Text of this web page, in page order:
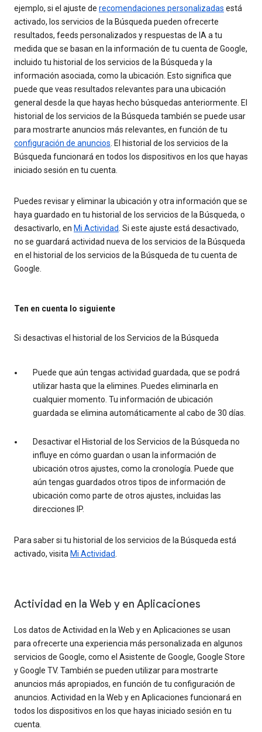
ejemplo, si el ajuste de recomendaciones personalizadas está
activado, los servicios de la Búsqueda pueden ofrecerte
resultados, feeds personalizados y respuestas de IA a tu
medida que se basan en la información de tu cuenta de Google,
incluido tu historial de los servicios de la Búsqueda y la
información asociada, como la ubicación. Esto significa que
puede que veas resultados relevantes para una ubicación
general desde la que hayas hecho búsquedas anteriormente. El
historial de los servicios de la Búsqueda también se puede usar
para mostrarte anuncios más relevantes, en función de tu
configuración de anuncios. El historial de los servicios de la
Búsqueda funcionará en todos los dispositivos en los que hayas
iniciado sesión en tu cuenta.
Puedes revisar y eliminar la ubicación y otra información que se
haya guardado en tu historial de los servicios de la Búsqueda, o
desactivarlo, en Mi Actividad. Si este ajuste está desactivado,
no se guardará actividad nueva de los servicios de la Búsqueda
en el historial de los servicios de la Búsqueda de tu cuenta de
Google.
Ten en cuenta lo siguiente
Si desactivas el historial de los Servicios de la Búsqueda
Puede que aún tengas actividad guardada, que se podrá
utilizar hasta que la elimines. Puedes eliminarla en
cualquier momento. Tu información de ubicación
guardada se elimina automáticamente al cabo de 30 días.
Desactivar el Historial de los Servicios de la Búsqueda no
influye en cómo guardan o usan la información de
ubicación otros ajustes, como la cronología. Puede que
aún tengas guardados otros tipos de información de
ubicación como parte de otros ajustes, incluidas las
direcciones IP.
Para saber si tu historial de los servicios de la Búsqueda está
activado, visita Mi Actividad.
Actividad en la Web y en Aplicaciones
Los datos de Actividad en la Web y en Aplicaciones se usan
para ofrecerte una experiencia más personalizada en algunos
servicios de Google, como el Asistente de Google, Google Store
y Google TV. También se pueden utilizar para mostrarte
anuncios más apropiados, en función de tu configuración de
anuncios. Actividad en la Web y en Aplicaciones funcionará en
todos los dispositivos en los que hayas iniciado sesión en tu
cuenta.